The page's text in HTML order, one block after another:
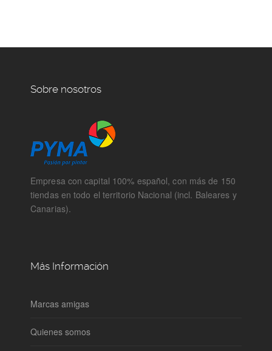
Sobre nosotros
Empresa con capital 100% español, con más de 150
tiendas en todo el territorio Nacional (incl. Baleares y
Canarias).
Más Información
Marcas amigas
Quienes somos